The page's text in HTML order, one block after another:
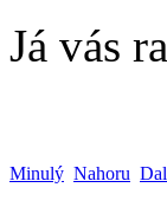
Já vás
Minulý Nahoru